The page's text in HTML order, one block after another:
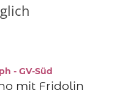
- GV-Süd
mit Fridolin